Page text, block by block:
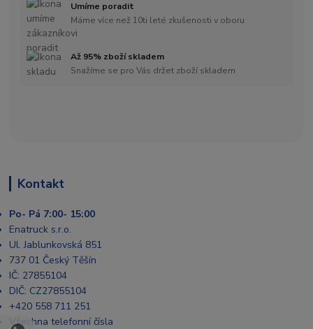
Umíme poradit
Máme více než 10ti leté zkušenosti v oboru
Až 95% zboží skladem
Snažíme se pro Vás držet zboží skladem
Kontakt
Po- Pá 7:00- 15:00
Enatruck s.r.o.
Ul. Jablunkovská 851
737 01 Český Těšín
IČ: 27855104
DIČ: CZ27855104
+420 558 711 251
Všechna telefonní čísla